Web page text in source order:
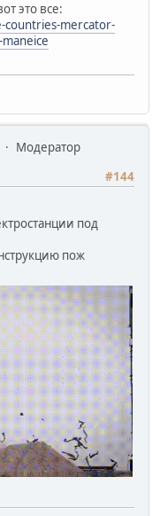
это все:
countries-mercator-
Модератор
#144
под
пож